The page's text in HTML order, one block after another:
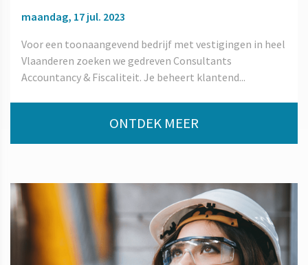
maandag, 17 jul. 2023
Voor een toonaangevend bedrijf met vestigingen in heel
Vlaanderen zoeken we gedreven Consultants
Accountancy & Fiscaliteit. Je beheert klantend...
ONTDEK MEER